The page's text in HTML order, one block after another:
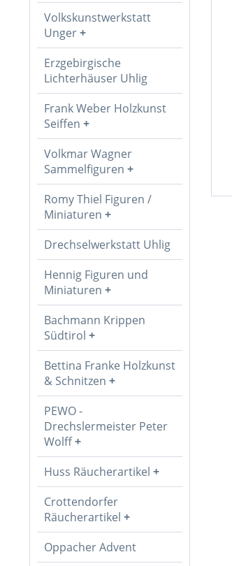
Volkskunstwerkstatt
Unger
Erzgebirgische
Lichterhäuser Uhlig
Frank Weber Holzkunst
Seiffen
Volkmar Wagner
Sammelfiguren
Romy Thiel Figuren /
Miniaturen
Drechselwerkstatt Uhlig
Hennig Figuren und
Miniaturen
Bachmann Krippen
Südtirol
Bettina Franke Holzkunst
& Schnitzen
PEWO -
Drechslermeister Peter
Wolff
Huss Räucherartikel
Crottendorfer
Räucherartikel
Oppacher Advent